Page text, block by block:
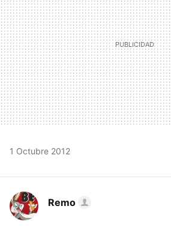
1 Octubre 2012
Remo